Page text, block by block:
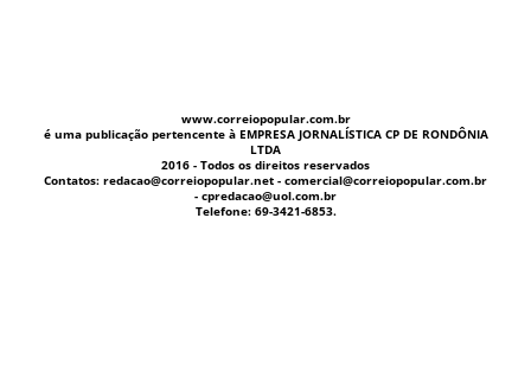
www.correiopopular.com.br
é uma publicação pertencente à EMPRESA JORNALÍSTICA CP DE RONDÔNIA
LTDA
2016 - Todos os direitos reservados
Contatos: redacao@correiopopular.net - comercial@correiopopular.com.br
- cpredacao@uol.com.br
Telefone: 69-3421-6853.